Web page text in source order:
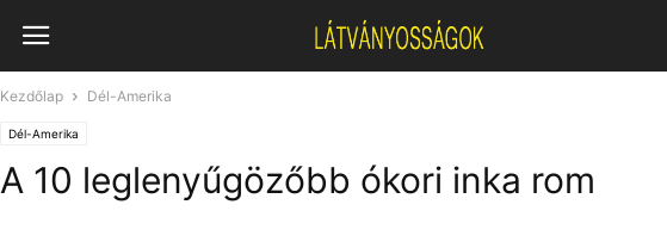
Kezdőlap Dél-Amerika
Dél-Amerika
A 10 leglenyűgözőbb ókori inka rom